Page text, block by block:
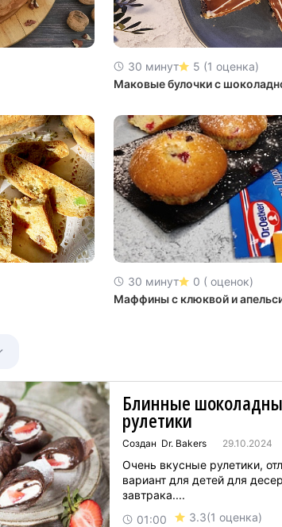
30 минут
5 (1 оценка)
Маковые булочки с
30 минут
0 ( оценок)
Маффины с клюквой и
Блинные
рулетики
Создан Dr. Bakers 29.10.2024
01:00 3.3(1 оценка)
Очень вкусные рулетики,
вариант для детей для
завтрака....